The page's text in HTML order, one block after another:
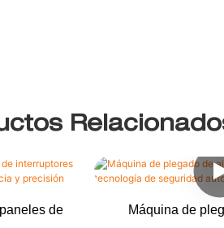
de
Máquina de